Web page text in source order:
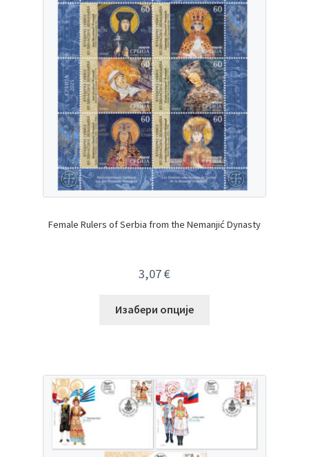
Female Rulers of Serbia from the Nemanjić Dynasty
3,07€
Изабери опције